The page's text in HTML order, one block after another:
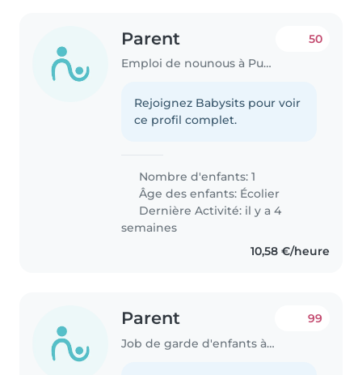
Parent
Emploi de nounous à Puteaux
50
Rejoignez Babysits pour voir
ce profil complet.
Nombre d'enfants: 1
Âge des enfants: Écolier
Dernière Activité: il y a 4
semaines
10,58 €/heure
Parent
Job de garde d'enfants à Puteaux
99